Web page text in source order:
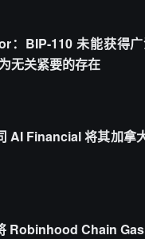
：BIP-110 未能获得
无关紧要的存在
AI Financial 将其加拿
Robinhood Chain Gas